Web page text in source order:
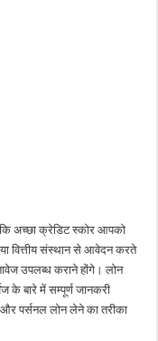
अच्छा क्रेडिट स्कोर आपको
वित्तीय संस्थान से आवेदन करते
उपलब्ध कराने होंगे। लोन
के बारे में सम्पूर्ण जानकरी
पर्सनल लोन लेने का तरीका